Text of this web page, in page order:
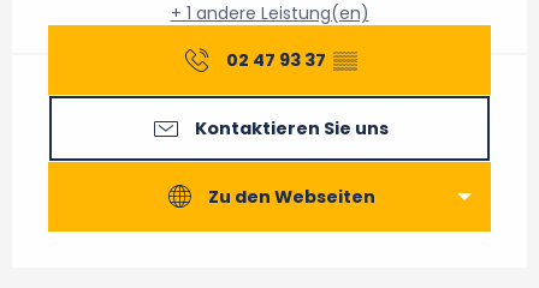
+ 1 andere Leistung(en)
02 47 93 37 ▒▒
Kontaktieren Sie uns
Zu den Webseiten